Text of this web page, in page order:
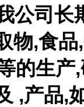
公司长
物,食品
的生产
,产品,